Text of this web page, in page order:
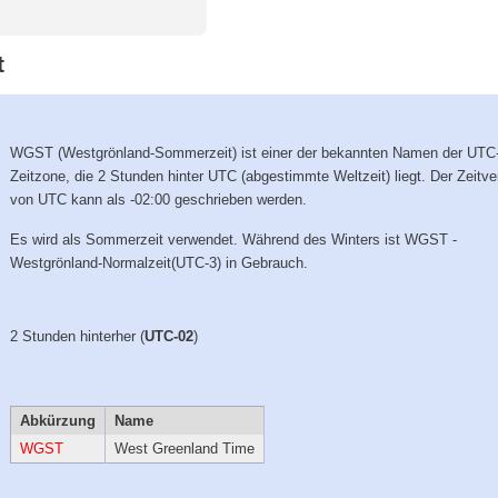
WGST (Westgrönland-Sommerzeit) ist einer der bekannten Namen der
Zeitzone, die 2 Stunden hinter UTC (abgestimmte Weltzeit) liegt. Der
von UTC kann als -02:00 geschrieben werden.
Es wird als Sommerzeit verwendet. Während des Winters ist WGST -
Westgrönland-Normalzeit(UTC-3) in Gebrauch.
2 Stunden hinterher (UTC-02)
Abkürzung
Name
WGST
West Greenland Time